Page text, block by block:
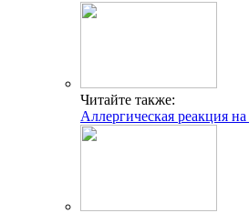
Читайте также:
Аллергическая реакция